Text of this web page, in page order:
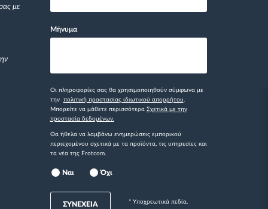
με
Μήνυμα
Οι πληροφορίες σας θα χρησιμοποιηθούν σύμφωνα με
την πολιτική προστασίας ιδιωτικού απορρήτου.
Μπορείτε να μάθετε περισσότερα Σχετικά με την
προστασία δεδομένων.
Θα ήθελα να λαμβάνω ενημερώσεις εμπορικού
περιεχομένου σχετικά με τα προϊόντα, τις υπηρεσίες και
τα νέα της Frotcom.
Ναι Όχι
ΣΥΝΕΧΕΙΑ * Yποχρεωτικά πεδία.